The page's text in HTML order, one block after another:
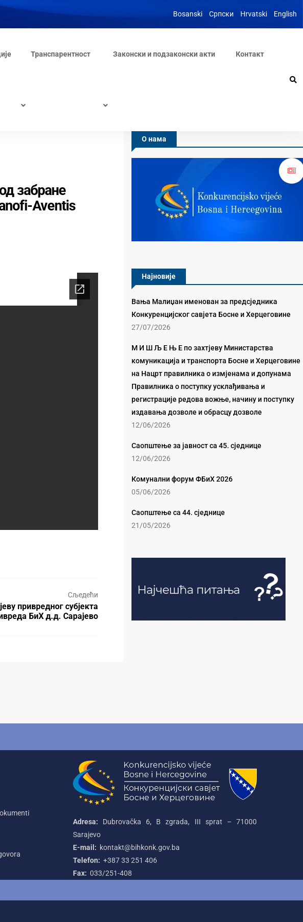
Bosanski Српски Hrvatski English
Транспарентност Законски и подзаконски акти Контакт
забране
Aventis
Сљедећи
привредног субјекта
БиХ д.д. Сарајево
О нама
Најновије
Вања Малиџан именован за предсједника
Конкуренцијског савјета Босне и Херцеговине
27/07/2026
М И Ш Љ Е Њ Е по захтјеву Министарства
комуникација и транспорта Босне и Херцеговине
на Нацрт правилника о измјенама и допунама
Правилника о поступку усклађивања и
регистрације редова вожње, начину и поступку
издавања дозволе и обрасцу дозволе
12/06/2026
Саопштење за јавност са 45. сједнице
12/06/2026
Комунални форум ФБиХ 2026
05/06/2026
Саопштење са 44. сједнице
21/05/2026
Adresa: Dubrovačka 6, B zgrada, III sprat – 71000‌
Sarajevo
E-mail: kontakt@bihkonk.gov.ba
Telefon: +387‌ 33‌ 251‌ 406
Fax: 033/251-408